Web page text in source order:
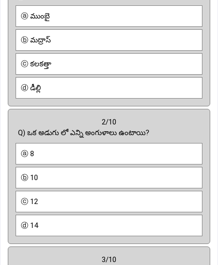
ⓐ ముంబై
ⓑ మద్రాస్
ⓒ కలకత్తా
ⓓ డీల్లి
2/10
Q) ఒక అడుగు లో ఎన్ని అంగుళాలు ఉంటాయి?
ⓐ 8
ⓑ 10
ⓒ 12
ⓓ 14
3/10